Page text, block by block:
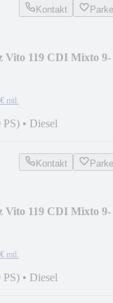
Kontakt
Vito 119 CDI Mixto 9-
mtl.
PS) • Diesel
Kontakt
Vito 119 CDI Mixto 9-
mtl.
PS) • Diesel